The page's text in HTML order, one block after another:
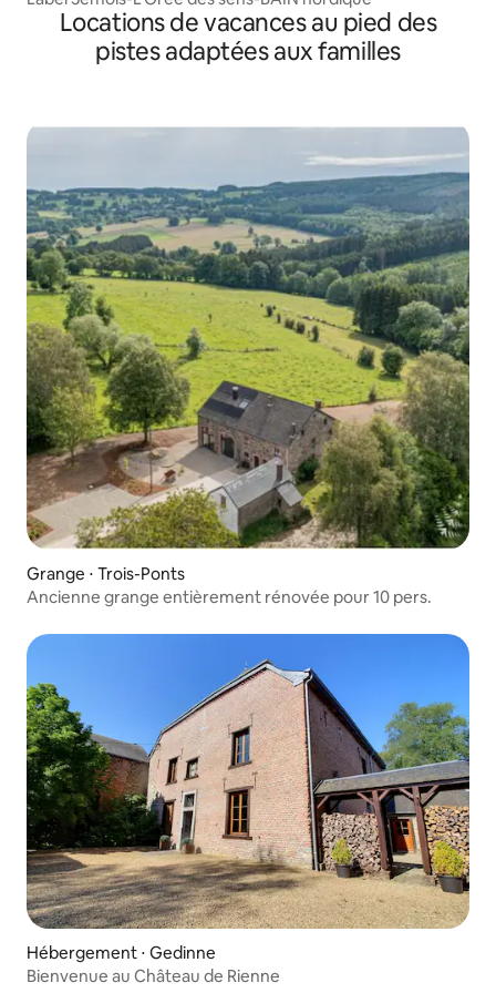
Locations de vacances au pied des
pistes adaptées aux familles
Grange ⋅ Trois-Ponts
Ancienne grange entièrement rénovée pour 10 pers.
Hébergement ⋅ Gedinne
Bienvenue au Château de Rienne